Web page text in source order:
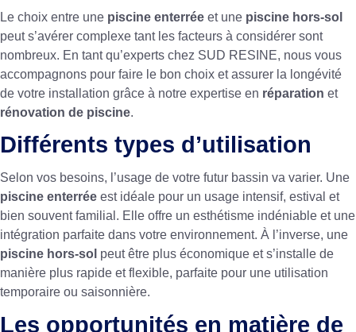
Le choix entre une piscine enterrée et une piscine hors-sol
peut s’avérer complexe tant les facteurs à considérer sont
nombreux. En tant qu’experts chez SUD RESINE, nous vous
accompagnons pour faire le bon choix et assurer la longévité
de votre installation grâce à notre expertise en réparation et
rénovation de piscine.
Différents types d’utilisation
Selon vos besoins, l’usage de votre futur bassin va varier. Une
piscine enterrée est idéale pour un usage intensif, estival et
bien souvent familial. Elle offre un esthétisme indéniable et une
intégration parfaite dans votre environnement. À l’inverse, une
piscine hors-sol peut être plus économique et s’installe de
manière plus rapide et flexible, parfaite pour une utilisation
temporaire ou saisonnière.
Les opportunités en matière de